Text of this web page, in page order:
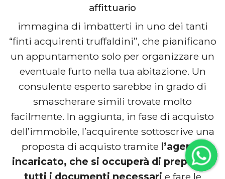
affittuario
immagina di imbatterti in uno dei tanti
“finti acquirenti truffaldini”, che pianificano
un appuntamento solo per organizzare un
eventuale furto nella tua abitazione. Un
consulente esperto sarebbe in grado di
smascherare simili trovate molto
facilmente. In aggiunta, in fase di acquisto
dell’immobile, l’acquirente sottoscrive una
proposta di acquisto tramite l’agente
incaricato, che si occuperà di preparare
tutti i documenti necessari e fare le